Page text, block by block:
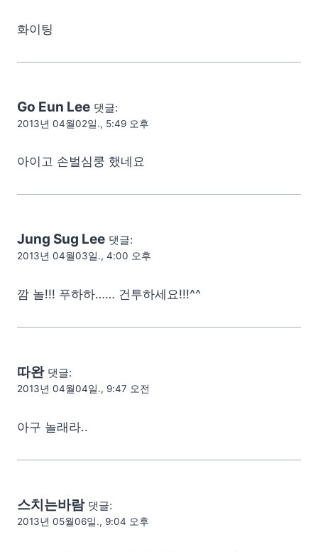
화이팅
Go Eun Lee 댓글:
2013년 04월02일., 5:49 오후
아이고 손벌심쿵 했네요
Jung Sug Lee 댓글:
2013년 04월03일., 4:00 오후
깜 놀!!! 푸하하…… 건투하세요!!!^^
따완 댓글:
2013년 04월04일., 9:47 오전
아구 놀래라..
스치는바람 댓글:
2013년 05월06일., 9:04 오후